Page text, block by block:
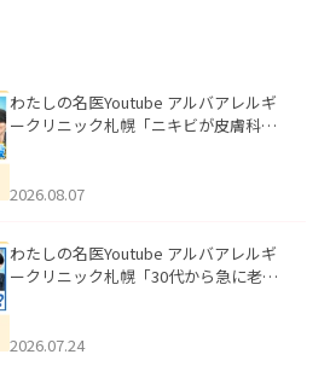
わたしの名医Youtube アルバアレルギ
ークリニック札幌「ニキビが皮膚科で
ました。
2026.08.07
わたしの名医Youtube アルバアレルギ
ークリニック札幌「30代から急に老け
た。
2026.07.24